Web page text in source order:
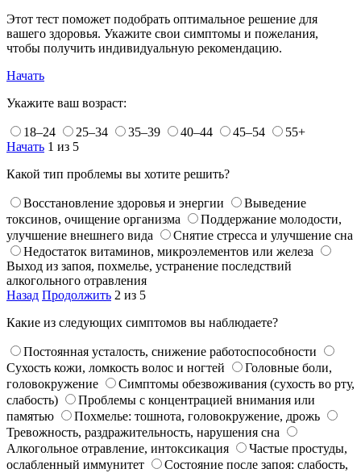
Этот тест поможет подобрать оптимальное решение для
вашего здоровья. Укажите свои симптомы и пожелания,
чтобы получить индивидуальную рекомендацию.
Начать
Укажите ваш возраст:
18–24 25–34 35–39 40–44 45–54
55+
Начать 1 из 5
Какой тип проблемы вы хотите решить?
Восстановление здоровья и энергии
Выведение
токсинов, очищение организма
Поддержание молодости,
улучшение внешнего вида
Снятие стресса и улучшение сна
Недостаток витаминов, микроэлементов или железа
Выход из запоя, похмелье, устранение последствий
алкогольного отравления
Назад Продолжить 2 из 5
Какие из следующих симптомов вы наблюдаете?
Постоянная усталость, снижение работоспособности
Сухость кожи, ломкость волос и ногтей
Головные боли,
головокружение
Симптомы обезвоживания (сухость во рту,
слабость)
Проблемы с концентрацией внимания или
памятью
Похмелье: тошнота, головокружение, дрожь
Тревожность, раздражительность, нарушения сна
Алкогольное отравление, интоксикация
Частые простуды,
ослабленный иммунитет
Состояние после запоя: слабость,